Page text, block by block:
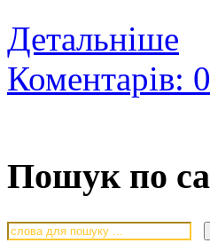
Детальніше
Коментарів: 0
Пошук по